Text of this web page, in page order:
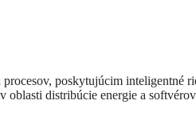
poskytujúcim inteligentné
distribúcie energie a